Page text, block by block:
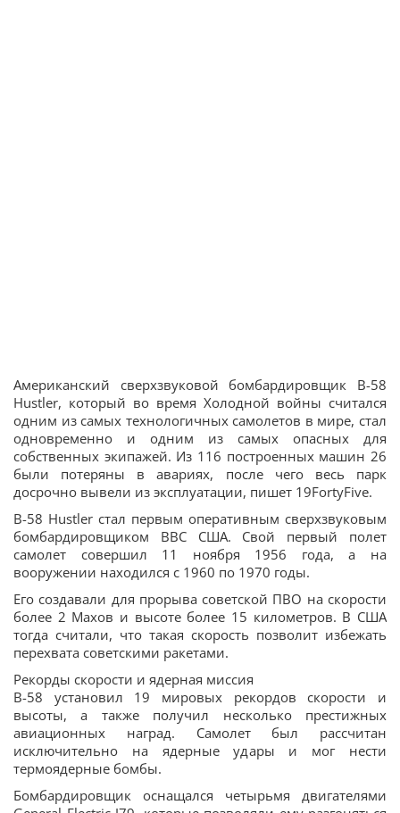
Американский сверхзвуковой бомбардировщик B-58
Hustler, который во время Холодной войны считался
одним из самых технологичных самолетов в мире, стал
одновременно и одним из самых опасных для
собственных экипажей. Из 116 построенных машин 26
были потеряны в авариях, после чего весь парк
досрочно вывели из эксплуатации, пишет 19FortyFive.
B-58 Hustler стал первым оперативным сверхзвуковым
бомбардировщиком ВВС США. Свой первый полет
самолет совершил 11 ноября 1956 года, а на
вооружении находился с 1960 по 1970 годы.
Его создавали для прорыва советской ПВО на скорости
более 2 Махов и высоте более 15 километров. В США
тогда считали, что такая скорость позволит избежать
перехвата советскими ракетами.
Рекорды скорости и ядерная миссия
B-58 установил 19 мировых рекордов скорости и
высоты, а также получил несколько престижных
авиационных наград. Самолет был рассчитан
исключительно на ядерные удары и мог нести
термоядерные бомбы.
Бомбардировщик оснащался четырьмя двигателями